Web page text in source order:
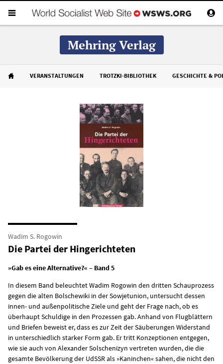
Mehring Verlag
VERANSTALTUNGEN TROTZKI-BIBLIOTHEK GESCHICHTE &
Wadim S. Rogowin
Die Partei der Hingerichteten
»Gab es eine Alternative?« – Band 5
In diesem Band beleuchtet Wadim Rogowin den dritten Schauprozess
gegen die alten Bolschewiki in der Sowjetunion, untersucht dessen
innen- und außenpolitische Ziele und geht der Frage nach, ob es
überhaupt Schuldige in den Prozessen gab. Anhand von Flugblättern
und Briefen beweist er, dass es zur Zeit der Säuberungen Widerstand
in unterschiedlich starker Form gab. Er tritt Konzeptionen entgegen,
wie sie auch von Alexander Solschenizyn vertreten wurden, die die
gesamte Bevölkerung der UdSSR als »Kaninchen« sahen, die nicht den